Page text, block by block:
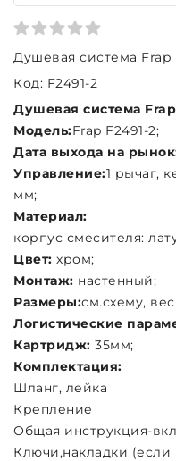
Душевая система Frap
Код: F2491-2
Душевая система Frap
Модель:Frap F2491-2;
Дата выхода на
Управление:1 рычаг,
мм;
Материал:
корпус смесителя:
Цвет: хром;
Монтаж: настенный;
Размеры:см.схему,
Логистические
Картридж: 35мм;
Комплектация:
Шланг, лейка
Крепление
Общая инструкция-
Ключи,накладки (если